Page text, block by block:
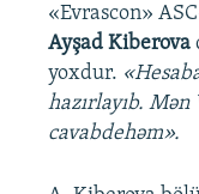
«Evrascon»
Ayşad Kiberova
yoxdur.
hazırlayıb.
cavabdehəm».